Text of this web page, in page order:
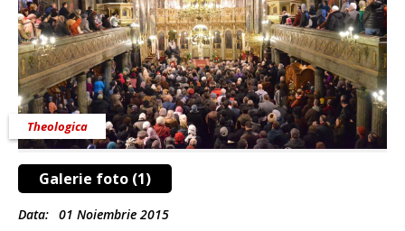
Galerie foto (1)
Theologica
Data: 01 Noiembrie 2015